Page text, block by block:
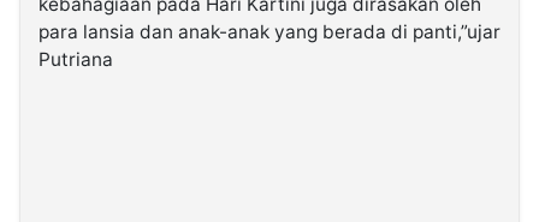
kebahagiaan pada Hari Kartini juga dirasakan oleh
para lansia dan anak-anak yang berada di panti,”ujar
Putriana